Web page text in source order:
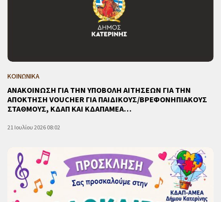
ΚΟΙΝΩΝΙΚΑ
ΑΝΑΚΟΙΝΩΣΗ ΓΙΑ ΤΗΝ ΥΠΟΒΟΛΗ ΑΙΤΗΣΕΩΝ ΓΙΑ ΤΗΝ
ΑΠΟΚΤΗΣΗ VOUCHER ΓΙΑ ΠΑΙΔΙΚΟΥΣ/ΒΡΕΦΟΝΗΠΙΑΚΟΥΣ
ΣΤΑΘΜΟΥΣ, ΚΔΑΠ ΚΑΙ ΚΔΑΠAΜΕΑ…
21 Ιουλίου 2026 08:02